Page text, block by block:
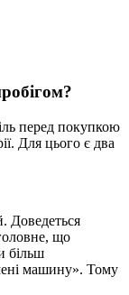
перед покупкою
Для цього є два
Доведеться
що
більш
машину». Тому